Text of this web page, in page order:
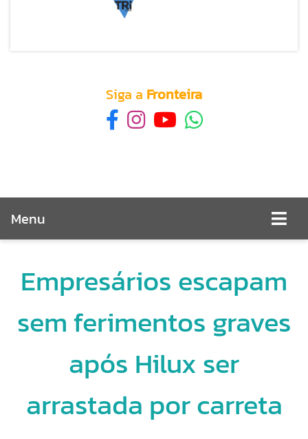
Siga a Fronteira
Menu
Empresários escapam
sem ferimentos graves
após Hilux ser
arrastada por carreta